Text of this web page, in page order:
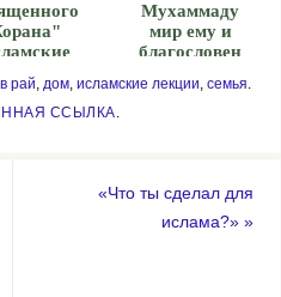
Мухаммаду
мир ему и
благословен
рай дом, исламские лекции семья
ССЫЛКА
«Что ты сделал для
ислама?»»